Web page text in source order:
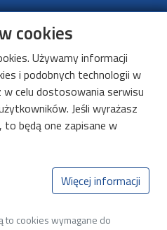
cookies
Używamy informacji
i podobnych technologii w
celu dostosowania serwisu
Jeśli wyrażasz
to będą one zapisane w
Więcej informacji
to cookies wymagane do